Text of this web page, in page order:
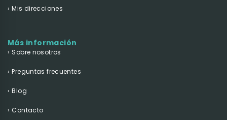
Mis direcciones
Más información
Sobre nosotros
Preguntas frecuentes
Blog
Contacto